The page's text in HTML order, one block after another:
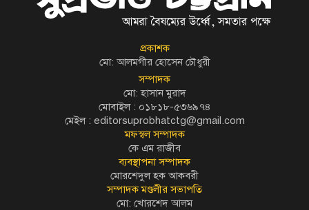
প্রকাশক
মো: আলমগীর হোসেন চৌধুরী
সম্পাদক
মো: হাসান মুরাদ
মোবাইল : ০১৮১৮-৫৩৬৯৭৪
মেইল : editorsuprobhatctg@gmail.com
মফস্বল সম্পাদক
কে এম রাজীব
ব্যবস্থাপনা সম্পাদক
মোরশেদুল হক আকবরী
সম্পাদক মণ্ডলীর সভাপতি
মো: খোরশেদ আলম